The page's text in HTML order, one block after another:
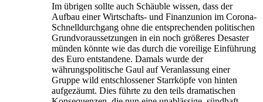
Im übrigen sollte auch Schäuble wissen, dass der
Aufbau einer Wirtschafts- und Finanzunion im Corona-
Schnelldurchgang ohne die entsprechenden politischen
Grundvoraussetzungen in ein noch größeres Desaster
münden könnte wie das durch die voreilige Einführung
des Euro entstandene. Damals wurde der
währungspolitische Gaul auf Veranlassung einer
Gruppe wild entschlossener Starrköpfe von hinten
aufgezäumt. Dies führte zu den teils dramatischen